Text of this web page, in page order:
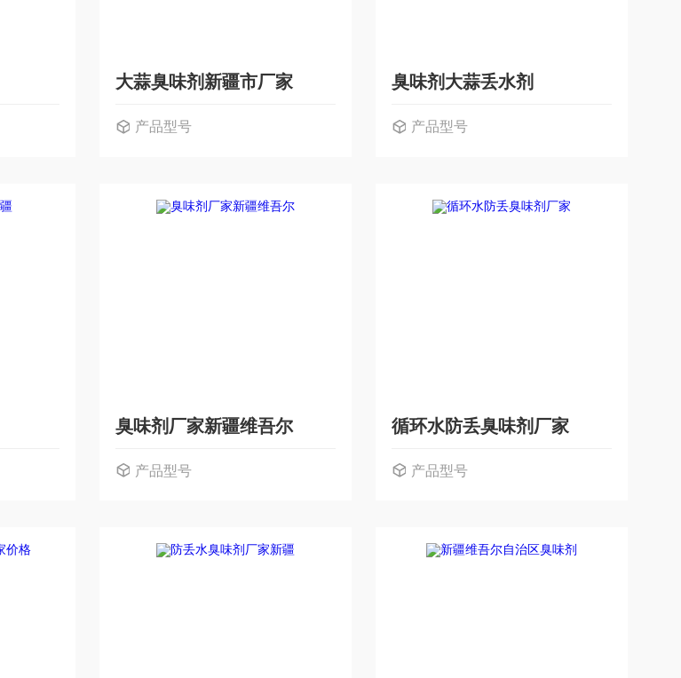
大蒜臭味剂新疆市厂家
产品型号
臭味剂大蒜丢水剂
产品型号
臭味剂厂家新疆维吾尔
产品型号
循环水防丢臭味剂厂家
产品型号